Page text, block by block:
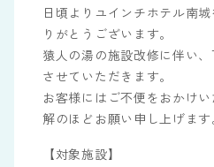
日頃よりユインチホテル南
りがとうございます。
猿人の湯の施設改修に伴い
させていただきます。
お客様にはご不便をおかけ
解のほどお願い申し上げます
【対象施設】